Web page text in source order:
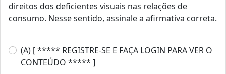
direitos dos deficientes visuais nas relações de
consumo. Nesse sentido, assinale a afirmativa correta.
(A) [ ***** REGISTRE-SE E FAÇA LOGIN PARA VER O
CONTEÚDO ***** ]